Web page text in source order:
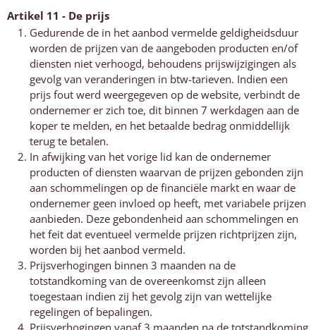
Artikel 11 - De prijs
Gedurende de in het aanbod vermelde geldigheidsduur
worden de prijzen van de aangeboden producten en/of
diensten niet verhoogd, behoudens prijswijzigingen als
gevolg van veranderingen in btw-tarieven. Indien een
prijs fout werd weergegeven op de website, verbindt de
ondernemer er zich toe, dit binnen 7 werkdagen aan de
koper te melden, en het betaalde bedrag onmiddellijk
terug te betalen.
In afwijking van het vorige lid kan de ondernemer
producten of diensten waarvan de prijzen gebonden zijn
aan schommelingen op de financiële markt en waar de
ondernemer geen invloed op heeft, met variabele prijzen
aanbieden. Deze gebondenheid aan schommelingen en
het feit dat eventueel vermelde prijzen richtprijzen zijn,
worden bij het aanbod vermeld.
Prijsverhogingen binnen 3 maanden na de
totstandkoming van de overeenkomst zijn alleen
toegestaan indien zij het gevolg zijn van wettelijke
regelingen of bepalingen.
Prijsverhogingen vanaf 3 maanden na de totstandkoming